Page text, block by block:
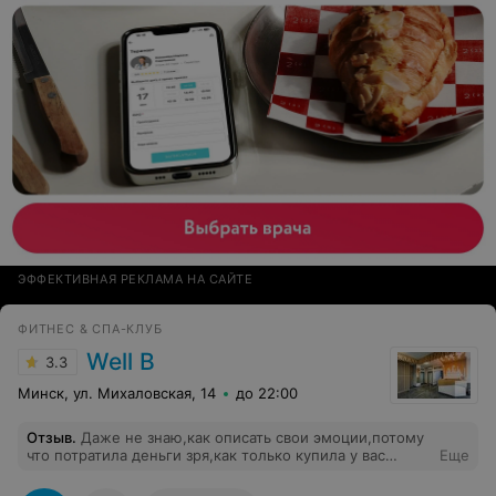
все согласовано с куратором из Москвы. Абсолютно
отсутствует клиентоориентированность.
ЭФФЕКТИВНАЯ РЕКЛАМА НА САЙТЕ
ФИТНЕС & СПА-КЛУБ
3.3 Well B
Минск, ул. Михаловская, 14 до 22:00
Отзыв. Даже не знаю,как описать свои эмоции,потому
что потратила деньги зря,как только купила у вас
администратор с недовольным лицом ( я сама работаю
Еще